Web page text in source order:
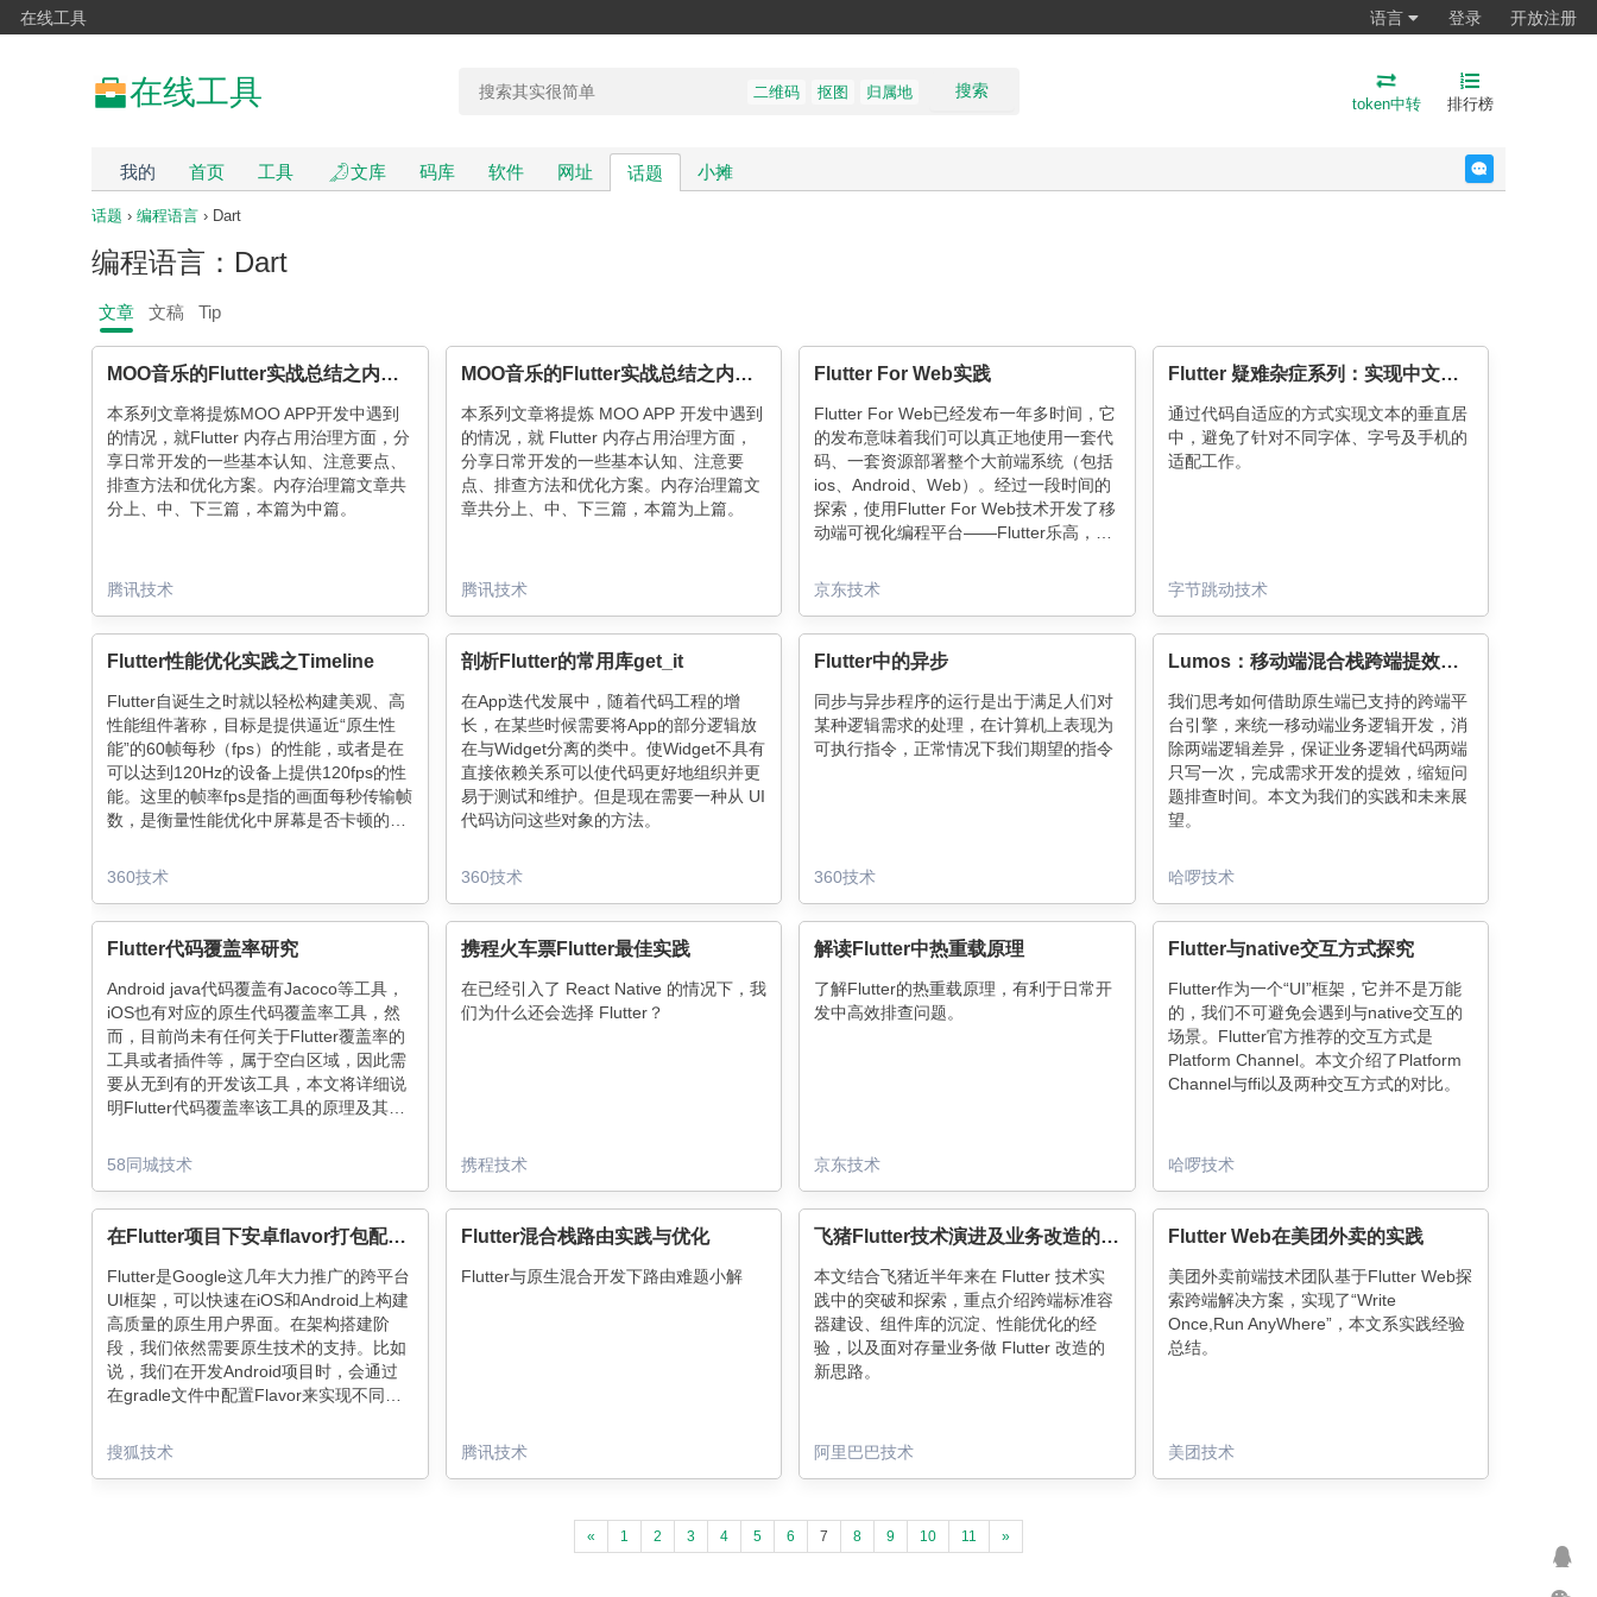
在线工具 语言 登录 开放注册
在线工具 搜索
二维码 抠图 归属地
token中转 排行榜
我的 首页 工具 文库 码库 软件 网址 话题 小摊
话题 › 编程语言 › Dart
编程语言：Dart
文章 文稿 Tip
MOO音乐的Flutter实战总结之内存治理（中）
本系列文章将提炼MOO APP开发中遇到
的情况，就Flutter 内存占用治理方面，分
享日常开发的一些基本认知、注意要点、
排查方法和优化方案。内存治理篇文章共
分上、中、下三篇，本篇为中篇。
腾讯技术
MOO音乐的Flutter实战总结之内存治理（上）
本系列文章将提炼 MOO APP 开发中遇到
的情况，就 Flutter 内存占用治理方面，
分享日常开发的一些基本认知、注意要
点、排查方法和优化方案。内存治理篇文
章共分上、中、下三篇，本篇为上篇。
腾讯技术
Flutter For Web实践
Flutter For Web已经发布一年多时间，它
的发布意味着我们可以真正地使用一套代
码、一套资源部署整个大前端系统（包括
ios、Android、Web）。经过一段时间的
探索，使用Flutter For Web技术开发了移
动端可视化编程平台——Flutter乐高，在
坑实践。
京东技术
Flutter 疑难杂症系列：实现中文文本的垂直居中
通过代码自适应的方式实现文本的垂直居
中，避免了针对不同字体、字号及手机的
适配工作。
字节跳动技术
Flutter性能优化实践之Timeline
Flutter自诞生之时就以轻松构建美观、高
性能组件著称，目标是提供逼近“原生性
能”的60帧每秒（fps）的性能，或者是在
可以达到120Hz的设备上提供120fps的性
能。这里的帧率fps是指的画面每秒传输帧
数，是衡量性能优化中屏幕是否卡顿的一
就要用到工具Timeline。
360技术
剖析Flutter的常用库get_it
在App迭代发展中，随着代码工程的增
长，在某些时候需要将App的部分逻辑放
在与Widget分离的类中。使Widget不具有
直接依赖关系可以使代码更好地组织并更
易于测试和维护。但是现在需要一种从 UI
代码访问这些对象的方法。
Locator Splat概念，在Dart中开发而成。
故GetIt应运而生，从1.0到现在的7.x。
360技术
Flutter中的异步
同步与异步程序的运行是出于满足人们对
某种逻辑需求的处理，在计算机上表现为
可执行指令，正常情况下我们期望的指令
360技术
Lumos：移动端混合栈跨端提效实践
我们思考如何借助原生端已支持的跨端平
台引擎，来统一移动端业务逻辑开发，消
除两端逻辑差异，保证业务逻辑代码两端
只写一次，完成需求开发的提效，缩短问
题排查时间。本文为我们的实践和未来展
望。
哈啰技术
Flutter代码覆盖率研究
Android java代码覆盖有Jacoco等工具，
iOS也有对应的原生代码覆盖率工具，然
而，目前尚未有任何关于Flutter覆盖率的
工具或者插件等，属于空白区域，因此需
要从无到有的开发该工具，本文将详细说
明Flutter代码覆盖率该工具的原理及其实
58同城技术
携程火车票Flutter最佳实践
在已经引入了 React Native 的情况下，我
们为什么还会选择 Flutter？
携程技术
解读Flutter中热重载原理
了解Flutter的热重载原理，有利于日常开
发中高效排查问题。
京东技术
Flutter与native交互方式探究
Flutter作为一个“UI”框架，它并不是万能
的，我们不可避免会遇到与native交互的
场景。Flutter官方推荐的交互方式是
Platform Channel。本文介绍了Platform
Channel与ffi以及两种交互方式的对比。
哈啰技术
在Flutter项目下安卓flavor打包配置实践
Flutter是Google这几年大力推广的跨平台
UI框架，可以快速在iOS和Android上构建
高质量的原生用户界面。在架构搭建阶
段，我们依然需要原生技术的支持。比如
说，我们在开发Android项目时，会通过
在gradle文件中配置Flavor来实现不同渠
动生成BuildConfig文件来读取不同Flavor
下的各种属性。
Flavor下读取相应属性并实现多渠道打包
呢？以及Flutter的打包过程跟Android原
搜狐技术
Flutter混合栈路由实践与优化
Flutter与原生混合开发下路由难题小解
腾讯技术
飞猪Flutter技术演进及业务改造的实践与思考总结
本文结合飞猪近半年来在 Flutter 技术实
践中的突破和探索，重点介绍跨端标准容
器建设、组件库的沉淀、性能优化的经
验，以及面对存量业务做 Flutter 改造的
新思路。
阿里巴巴技术
Flutter Web在美团外卖的实践
美团外卖前端技术团队基于Flutter Web探
索跨端解决方案，实现了“Write
Once,Run AnyWhere”，本文系实践经验
总结。
美团技术
« 1 2 3 4 5 6 7 8 9 10 11 »